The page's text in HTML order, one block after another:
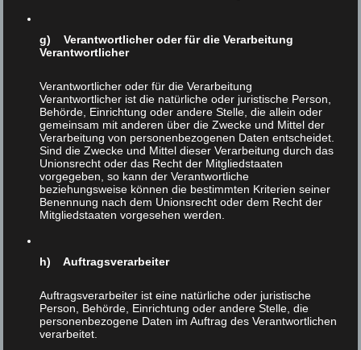
Mit wem wir Ihre Daten
teilen
Wir teilen keine personenbezogenen Daten von
BesucherInnen unserer Webseite.
Wie lange wir Ihre
Daten speichern
g) Verantwortlicher oder für die Verarbeitung
Verantwortlicher
Verantwortlicher oder für die Verarbeitung
Verantwortlicher ist die natürliche oder juristische Person,
Behörde, Einrichtung oder andere Stelle, die allein oder
gemeinsam mit anderen über die Zwecke und Mittel der
Verarbeitung von personenbezogenen Daten entscheidet.
Sind die Zwecke und Mittel dieser Verarbeitung durch das
Unionsrecht oder das Recht der Mitgliedstaaten
vorgegeben, so kann der Verantwortliche
beziehungsweise können die bestimmten Kriterien seiner
Benennung nach dem Unionsrecht oder dem Recht der
Mitgliedstaaten vorgesehen werden.
h) Auftragsverarbeiter
Auftragsverarbeiter ist eine natürliche oder juristische
Person, Behörde, Einrichtung oder andere Stelle, die
personenbezogene Daten im Auftrag des Verantwortlichen
verarbeitet.